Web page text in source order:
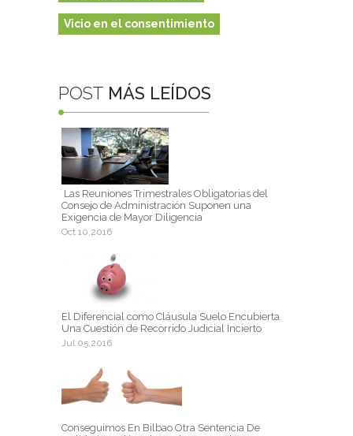
Vicio en el consentimiento
POST MÁS LEÍDOS
Las Reuniones Trimestrales Obligatorias del
Consejo de Administración Suponen una
Exigencia de Mayor Diligencia
Oct 10,2016
El Diferencial como Cláusula Suelo Encubierta.
Una Cuestión de Recorrido Judicial Incierto
Jul 05,2016
Conseguimos En Bilbao Otra Sentencia De